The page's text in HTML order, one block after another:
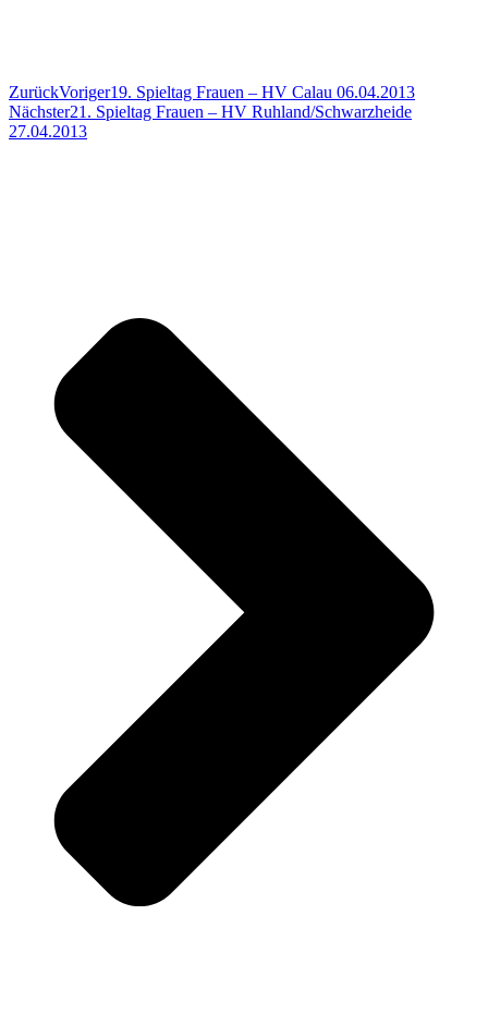
ZurückVoriger19. Spieltag Frauen – HV Calau 06.04.2013
Nächster21. Spieltag Frauen – HV Ruhland/Schwarzheide
27.04.2013